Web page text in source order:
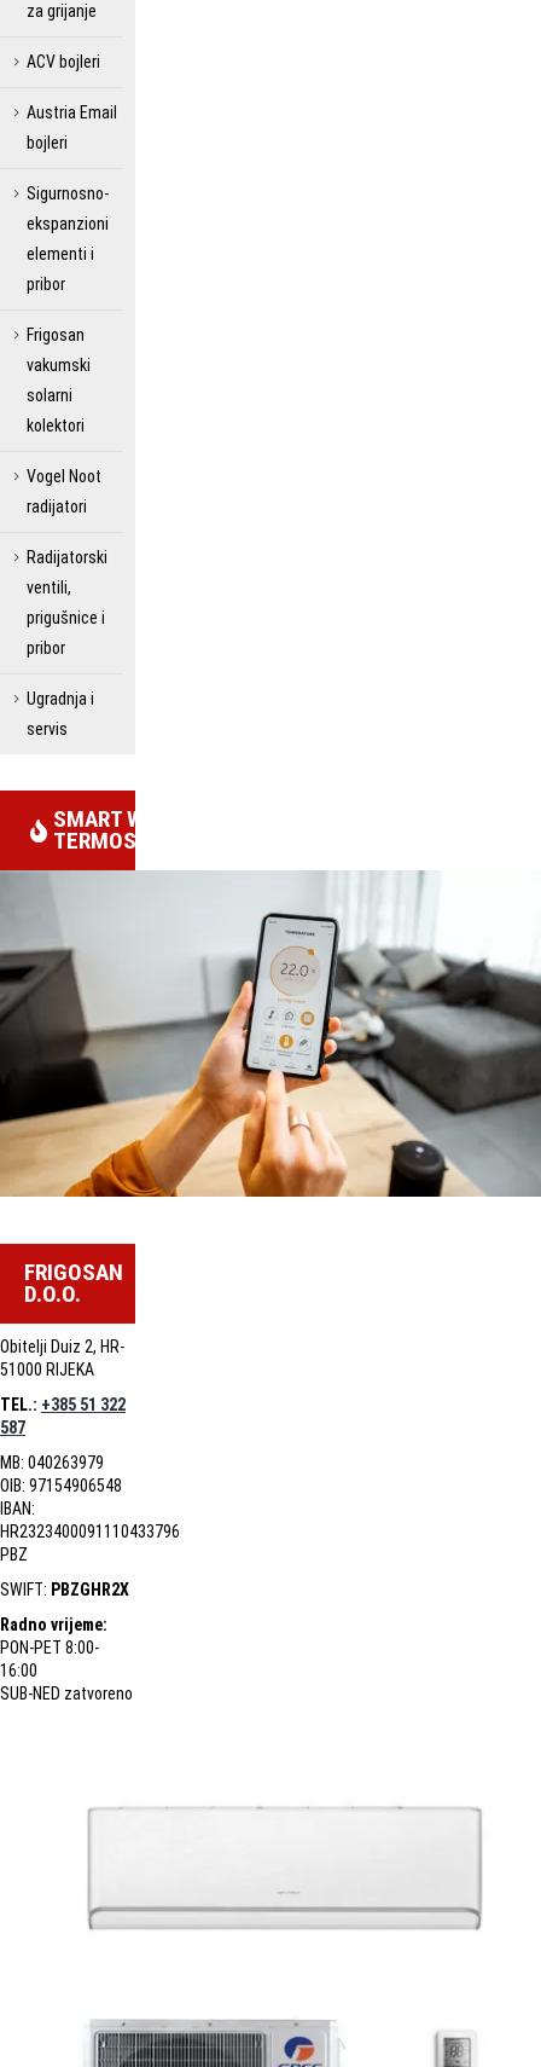
za grijanje
ACV bojleri
Austria Email
bojleri
Sigurnosno-
ekspanzioni
elementi i
pribor
Frigosan
vakumski
solarni
kolektori
Vogel Noot
radijatori
Radijatorski
ventili,
prigušnice i
pribor
Ugradnja i
servis
SMART WIFI
TERMOSTATI
FRIGOSAN
D.O.O.
Obitelji Duiz 2, HR-
51000 RIJEKA
TEL.: +385 51 322
587
MB: 040263979
OIB: 97154906548
IBAN:
HR2323400091110433796
PBZ
SWIFT: PBZGHR2X
Radno vrijeme:
PON-PET 8:00-
16:00
SUB-NED zatvoreno